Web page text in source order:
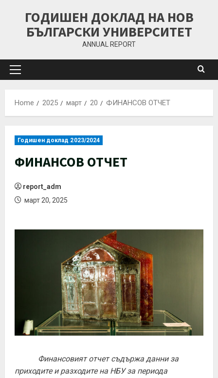
ГОДИШЕН ДОКЛАД НА НОВ
БЪЛГАРСКИ УНИВЕРСИТЕТ
ANNUAL REPORT
Home 2025 март 20 ФИНАНСОВ ОТЧЕТ
Годишен доклад 2023/2024
ФИНАНСОВ ОТЧЕТ
report_adm
март 20, 2025
Финансовият отчет съдържа данни за
приходите и разходите на НБУ за периода